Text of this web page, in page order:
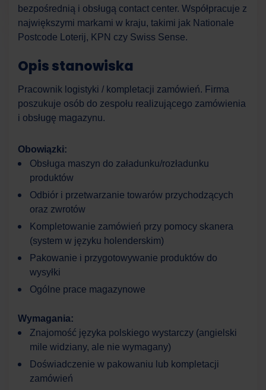
bezpośrednią i obsługą contact center. Współpracuje z
największymi markami w kraju, takimi jak Nationale
Postcode Loterij, KPN czy Swiss Sense.
Opis stanowiska
Pracownik logistyki / kompletacji zamówień. Firma
poszukuje osób do zespołu realizującego zamówienia
i obsługę magazynu.
Obowiązki:
Obsługa maszyn do załadunku/rozładunku
produktów
Odbiór i przetwarzanie towarów przychodzących
oraz zwrotów
Kompletowanie zamówień przy pomocy skanera
(system w języku holenderskim)
Pakowanie i przygotowywanie produktów do
wysyłki
Ogólne prace magazynowe
Wymagania:
Znajomość języka polskiego wystarczy (angielski
mile widziany, ale nie wymagany)
Doświadczenie w pakowaniu lub kompletacji
zamówień
Work Force Asystent AI
Cześć! W czym mogę Ci dzisiaj pomóc?